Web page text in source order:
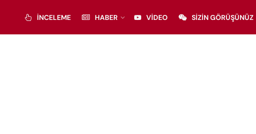
İNCELEME HABER VIDEO SIZIN GÖRÜŞÜNÜZ